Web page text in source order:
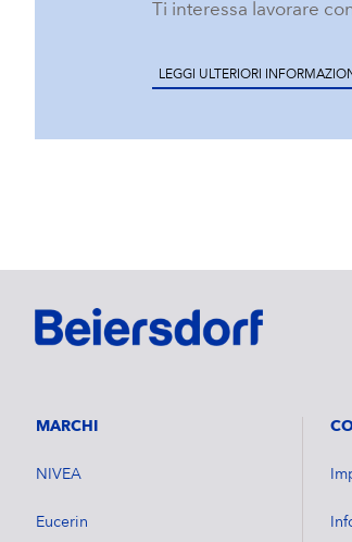
Ti interessa lavorare
LEGGI ULTERIORI
MARCHI
NIVEA
Eucerin